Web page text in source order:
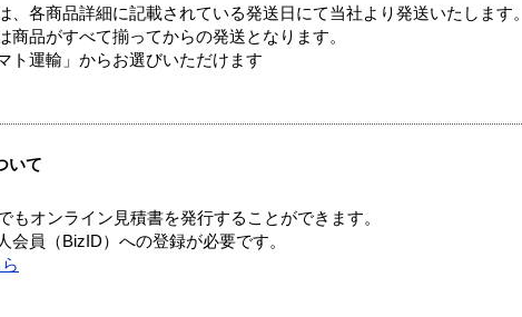
各商品詳細に記載されている発送日にて当社より発送いたします。
品がすべて揃ってからの発送となります。
ト運輸」からお選びいただけます
いて
オンライン見積書を発行することができます。
員（BizID）への登録が必要です。